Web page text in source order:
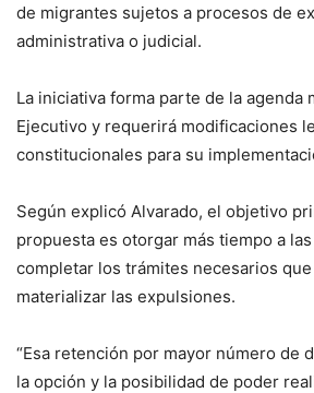
de migrantes sujetos a procesos de
administrativa o judicial.
La iniciativa forma parte de la agenda
Ejecutivo y requerirá modificaciones
constitucionales para su
Según explicó Alvarado, el objetivo
propuesta es otorgar más tiempo a
completar los trámites necesarios
materializar las expulsiones.
“Esa retención por mayor número de
la opción y la posibilidad de poder